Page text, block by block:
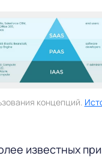
концепций.
известных